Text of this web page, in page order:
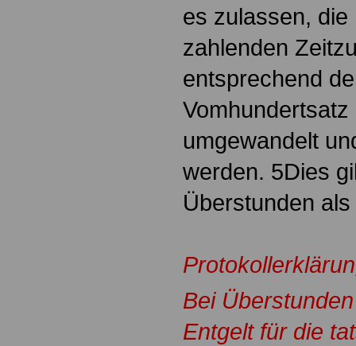
es zulassen,
zahlenden
entsprechend
umgewandelt
werden. 5Dies
Überstunden
Bei
Entgelt für die